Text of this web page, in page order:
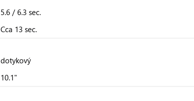
5.6 / 6.3 sec.
Cca 13 sec.
dotykový
10.1"